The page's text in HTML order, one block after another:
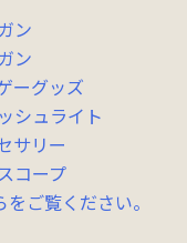
ン
ン
ーグッズ
シュライト
サリー
コープ
ご覧ください。